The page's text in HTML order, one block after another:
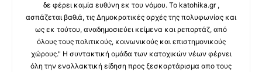
δε φέρει καμία ευθύνη εκ του νόμου. Το katohika.gr ,
ασπάζεται βαθιά, τις Δημοκρατικές αρχές της πολυφωνίας και
ως εκ τούτου, αναδημοσιεύει κείμενα και ρεπορτάζ, από
όλους τους πολιτικούς, κοινωνικούς και επιστημονικούς
χώρους." Η συντακτική ομάδα των κατοχικών νέων φέρνει
όλη την εναλλακτική είδηση προς ξεσκαρτάρισμα απο τους